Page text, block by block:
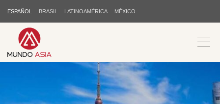
ESPAÑOL BRASIL LATINOAMÉRICA MÉXICO